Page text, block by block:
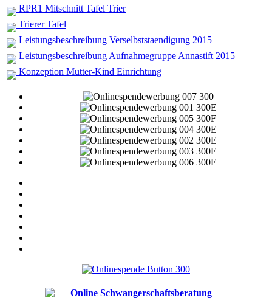
RPR1 Mitschnitt Tafel Trier
Trierer Tafel
Leistungsbeschreibung Verselbststaendigung 2015
Leistungsbeschreibung Aufnahmegruppe Annastift 2015
Konzeption Mutter-Kind Einrichtung